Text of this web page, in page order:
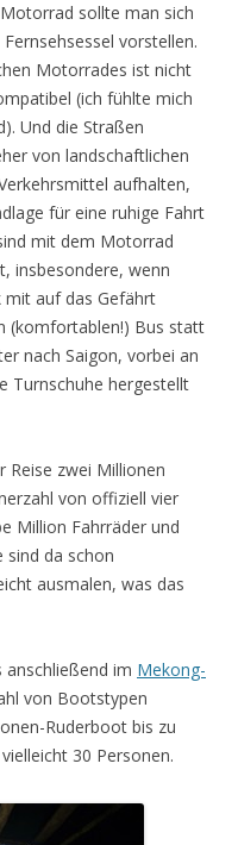
sollte man sich
vorstellen.
Motorrades ist nicht
(ich fühlte mich
Und die Straßen
von landschaftlichen
aufhalten,
für eine ruhige Fahrt
mit dem Motorrad
insbesondere, wenn
mit auf das Gefährt
(komfortablen!) Bus statt
nach Saigon, vorbei an
Turnschuhe hergestellt
Reise zwei Millionen
von offiziell vier
Million Fahrräder und
sind da schon
ausmalen, was das
anschließend im Mekong-
von Bootstypen
Ruderboot bis zu
30 Personen.